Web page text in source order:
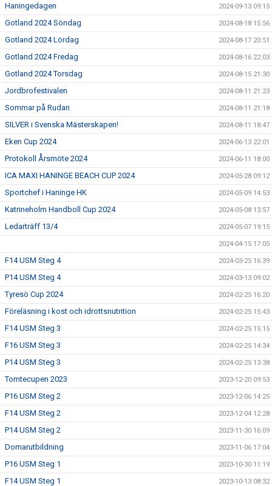
Haningedagen 2024-09-13 09:15
Gotland 2024 Söndag 2024-08-18 15:56
Gotland 2024 Lördag 2024-08-17 20:51
Gotland 2024 Fredag 2024-08-16 22:03
Gotland 2024 Torsdag 2024-08-15 21:30
Jordbrofestivalen 2024-08-11 21:23
Sommar på Rudan 2024-08-11 21:18
SILVER i Svenska Mästerskapen! 2024-08-11 18:47
Eken Cup 2024 2024-06-13 22:01
Protokoll Årsmöte 2024 2024-06-11 18:00
ICA MAXI HANINGE BEACH CUP 2024 2024-05-28 09:12
Sportchef i Haninge HK 2024-05-09 14:53
Katrineholm Handboll Cup 2024 2024-05-08 13:57
Ledarträff 13/4 2024-05-07 19:15
2024-04-15 17:05
F14 USM Steg 4 2024-03-25 16:39
P14 USM Steg 4 2024-03-13 09:02
Tyresö Cup 2024 2024-02-25 16:20
Föreläsning i kost och idrottsnutrition 2024-02-25 15:43
F14 USM Steg 3 2024-02-25 15:15
F16 USM Steg 3 2024-02-25 14:34
P14 USM Steg 3 2024-02-25 13:38
Tomtecupen 2023 2023-12-20 09:53
P16 USM Steg 2 2023-12-06 14:25
F14 USM Steg 2 2023-12-04 12:28
P14 USM Steg 2 2023-11-30 16:09
Domarutbildning 2023-11-06 17:04
P16 USM Steg 1 2023-10-30 11:19
F14 USM Steg 1 2023-10-13 08:32